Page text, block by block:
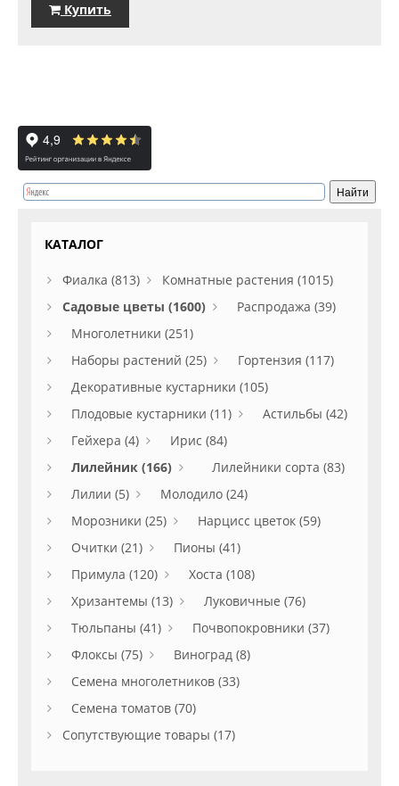
Купить
КАТАЛОГ
Фиалка (813)
Комнатные растения (1015)
Садовые цветы (1600)
Распродажа (39)
Многолетники (251)
Наборы растений (25)
Гортензия (117)
Декоративные кустарники (105)
Плодовые кустарники (11)
Астильбы (42)
Гейхера (4)
Ирис (84)
Лилейник (166)
Лилейники сорта (83)
Лилии (5)
Молодило (24)
Морозники (25)
Нарцисс цветок (59)
Очитки (21)
Пионы (41)
Примула (120)
Хоста (108)
Хризантемы (13)
Луковичные (76)
Тюльпаны (41)
Почвопокровники (37)
Флоксы (75)
Виноград (8)
Семена многолетников (33)
Семена томатов (70)
Сопутствующие товары (17)